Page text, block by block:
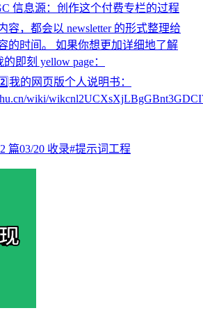
信息源：创作这个付费专栏的过程
容，都会以 newsletter 的形式整理给
的时间。 如果你想更加详细地了解
即刻 yellow page：
我的网页版个人说明书：
wiki/
篇03/20 收录#提示词工程